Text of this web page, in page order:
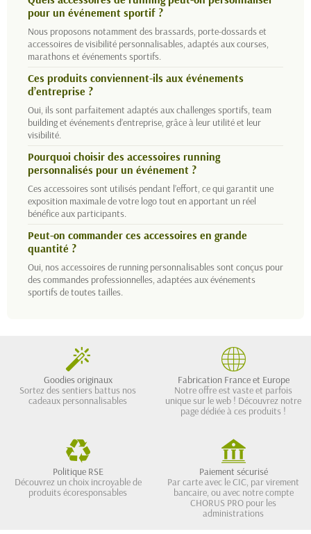
pour un événement sportif ?
Nous proposons notamment des brassards, porte-dossards et
accessoires de visibilité personnalisables, adaptés aux courses,
marathons et événements sportifs.
Ces produits conviennent-ils aux événements
d’entreprise ?
Oui, ils sont parfaitement adaptés aux challenges sportifs, team
building et événements d’entreprise, grâce à leur utilité et leur
visibilité.
Pourquoi choisir des accessoires running
personnalisés pour un événement ?
Ces accessoires sont utilisés pendant l’effort, ce qui garantit une
exposition maximale de votre logo tout en apportant un réel
bénéfice aux participants.
Peut-on commander ces accessoires en grande
quantité ?
Oui, nos accessoires de running personnalisables sont conçus pour
des commandes professionnelles, adaptées aux événements
sportifs de toutes tailles.
Goodies originaux
Sortez des sentiers battus nos
cadeaux personnalisables
Fabrication France et Europe
Notre offre est vaste et parfois
unique sur le web ! Découvrez notre
page dédiée à ces produits !
Politique RSE
Découvrez un choix incroyable de
produits écoresponsables
Paiement sécurisé
Par carte avec le CIC, par virement
bancaire, ou avec notre compte
CHORUS PRO pour les
administrations